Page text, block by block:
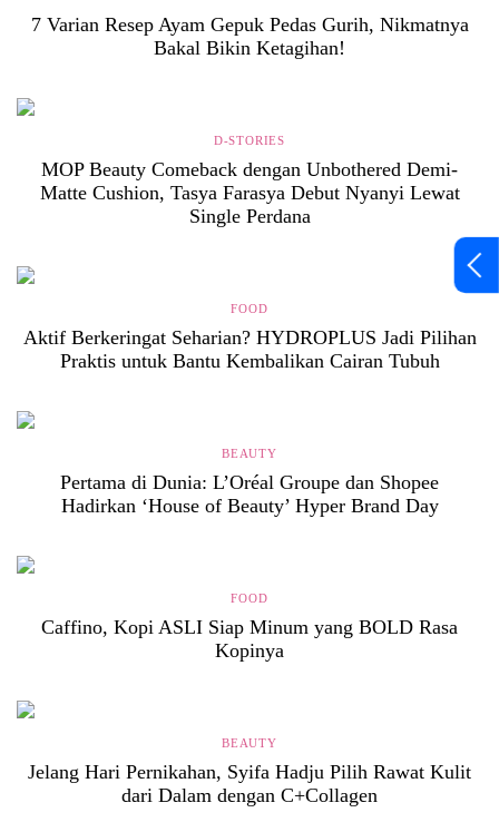
7 Varian Resep Ayam Gepuk Pedas Gurih, Nikmatnya
Bakal Bikin Ketagihan!
D-STORIES
MOP Beauty Comeback dengan Unbothered Demi-
Matte Cushion, Tasya Farasya Debut Nyanyi Lewat
Single Perdana
FOOD
Aktif Berkeringat Seharian? HYDROPLUS Jadi Pilihan
Praktis untuk Bantu Kembalikan Cairan Tubuh
BEAUTY
Pertama di Dunia: L’Oréal Groupe dan Shopee
Hadirkan ‘House of Beauty’ Hyper Brand Day
FOOD
Caffino, Kopi ASLI Siap Minum yang BOLD Rasa
Kopinya
BEAUTY
Jelang Hari Pernikahan, Syifa Hadju Pilih Rawat Kulit
dari Dalam dengan C+Collagen